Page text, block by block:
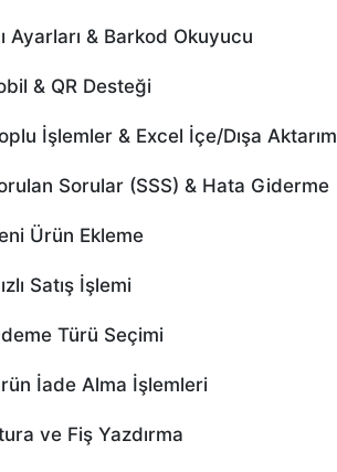
Ayarları & Barkod Okuyucu
& QR Desteği
İşlemler & Excel İçe/Dışa Aktarım
Sorular (SSS) & Hata Giderme
Ürün Ekleme
Satış İşlemi
Türü Seçimi
İade Alma İşlemleri
ve Fiş Yazdırma